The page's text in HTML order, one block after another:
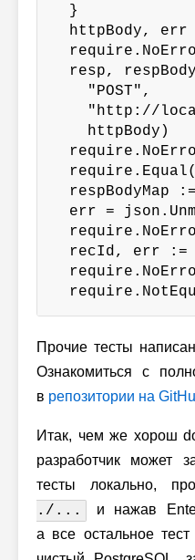
  }
httpBody, err
resp,
    "POST",
"http://
    httpBody)
respBodyMap
err =
recId, err :=
Прочие тесты
Ознакомиться с
в репозитории на
Итак, чем же хорош
разработчик может
тесты локально,
./...
и нажав
а все остальное